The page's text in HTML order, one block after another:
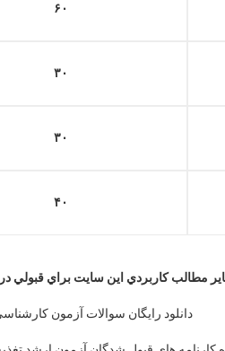
۶۰
۳۰
۳۰
۴۰
مطالب كاربردي اين سايت براي قبولي
دانلود رایگان سوالات آزمون